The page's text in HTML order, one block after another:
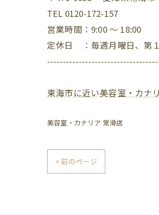
TEL 0120-172-157
営業時間：9:00 ～ 18:00
定休日 ：毎週月曜日、第
東海市に近い美容室・カナ
美容室・カナリア 常滑店
< 前のページ